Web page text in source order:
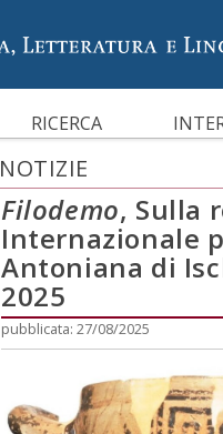
RICERCA
NOTIZIE
Filodemo, Sulla
Internazionale
Antoniana di
2025
pubblicata: 27/08/2025